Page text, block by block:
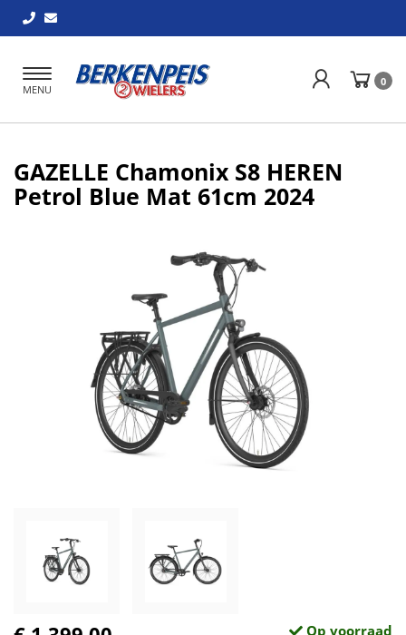
Toggle
navigation
MENU
0
GAZELLE Chamonix S8 HEREN
Petrol Blue Mat 61cm 2024
Op voorraad